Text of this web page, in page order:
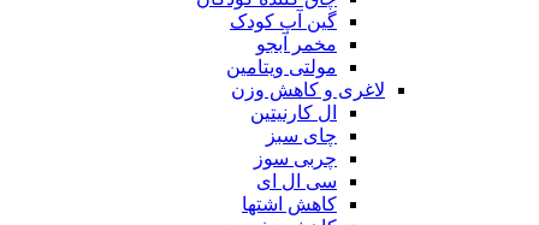
گین آپ کودک
مخمر آبجو
مولتی ویتامین
لاغری و کاهش وزن
ال کارنیتین
چربی سوز
سی ال ای
کاهش اشتها